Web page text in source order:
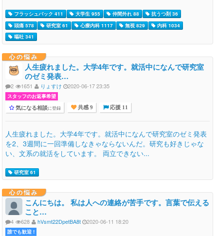
フラッシュバック 411 大学生 955 仲間外れ 88
抗うつ剤 36
頭痛 578
研究室 61 心療内科 1117 無視 829
内科 1034
嘔吐 341
心の悩み
人生疲れました。大学4年です。就活中になんで研究室
のゼミ発表…
2 1651 りょすけ 2020-06-17 23:35
スタッフのお返事希望
気になる相談に登録 共感 9 応援 11
人生疲れました。大学4年です。就活中になんで研究室のゼミ発表
を2、3週間に一回準備しなきゃならないんだ。研究も好きじゃな
い、文系の就活をしています。 両立できない...
研究室 61
心の悩み
こんにちは。 私は人への連絡が苦手です。言葉で伝える
こと…
4 628 hVsmt22DpetBA8t 2020-06-11 18:20
誰でも歓迎 !